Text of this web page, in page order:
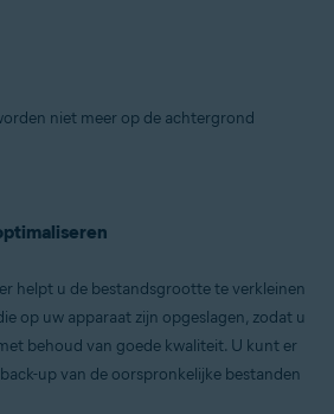
niet meer op de achtergrond
helpt u de bestandsgrootte te verkleinen
op uw apparaat zijn opgeslagen, zodat u
behoud van goede kwaliteit. U kunt er
up van de oorspronkelijke bestanden